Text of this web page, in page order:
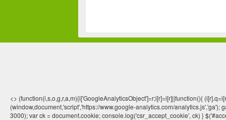
<> (function(i,s,o,g,r,a,m){i['GoogleAnalyticsObject']=r;i[r]=i[r]||function(){
(window,document,'script','https://www.google-analytics.com/
3000); var ck = document.cookie; console.log('csr_accept_cookie', ck) }